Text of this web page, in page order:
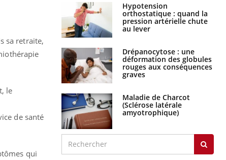
sa retraite,
le
de santé
qui
Hypotension
orthostatique : quand la
pression artérielle chute
au lever
Drépanocytose : une
déformation des globules
rouges aux conséquences
graves
Maladie de Charcot
(Sclérose latérale
amyotrophique)